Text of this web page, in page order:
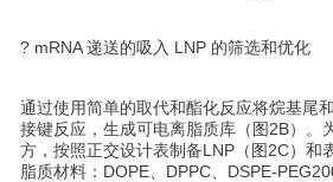
? mRNA 递送的吸入 LNP 的筛选和优化
通过使用简单的取代和酯化反应将烷基尾
接键反应，生成可电离脂质库（图2B）。
方，按照正交设计表制备LNP（图2C）和
脂质材料：DOPE、DPPC、DSPE-